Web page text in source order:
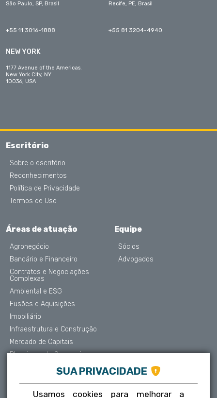
São Paulo, SP, Brasil
+55 11 3016-1888
Recife, PE, Brasil
+55 81 3204-4940
NEW YORK
1177 Avenue of the Americas.
New York City, NY
10036, USA
Escritório
Sobre o escritório
Reconhecimentos
Política de Privacidade
Termos de Uso
Áreas de atuação
Agronegócio
Bancário e Financeiro
Contratos e Negociações
Complexas
Ambiental e ESG
Fusões e Aquisições
Imobiliário
Infraestrutura e Construção
Mercado de Capitais
Planejamento Sucessório
Contencioso e Arbitragem
Societário
Equipe
Sócios
Advogados
SUA PRIVACIDADE
Usamos cookies para melhorar a